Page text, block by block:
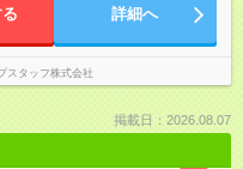
詳細へ
スタッフ株式会社
掲載日：2026.08.07